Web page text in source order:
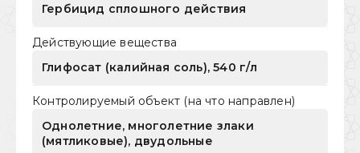
Гербицид сплошного действия
Действующие вещества
Глифосат (калийная соль), 540 г/л
Контролируемый объект (на что направлен)
Однолетние, многолетние злаки
(мятликовые), двудольные